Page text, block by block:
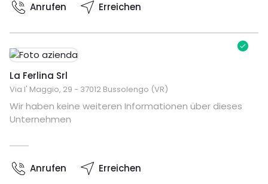
Anrufen Erreichen
La Ferlina Srl
Via I' Maggio, 29 - 37012 Bussolengo (VR)
Wir haben keine weiteren Informationen über dieses
Unternehmen
Anrufen Erreichen